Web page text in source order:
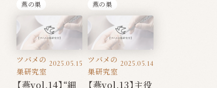
燕の巣
と修復の力
燕の巣
ツバメの
巣研究室
2025.05.15
【燕vol.14】“細
ツバメの
巣研究室
2025.05.14
【燕vol.13】主役